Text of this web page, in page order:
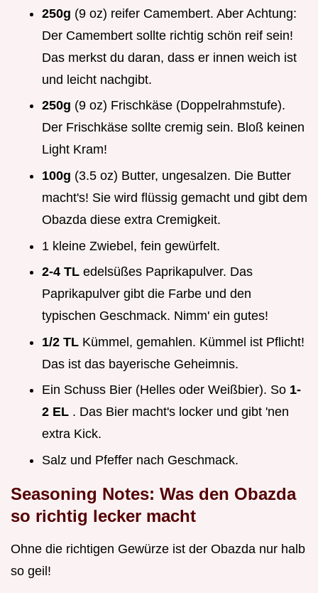
250g (9 oz) reifer Camembert. Aber Achtung:
Der Camembert sollte richtig schön reif sein!
Das merkst du daran, dass er innen weich ist
und leicht nachgibt.
250g (9 oz) Frischkäse (Doppelrahmstufe).
Der Frischkäse sollte cremig sein. Bloß keinen
Light Kram!
100g (3.5 oz) Butter, ungesalzen. Die Butter
macht's! Sie wird flüssig gemacht und gibt dem
Obazda diese extra Cremigkeit.
1 kleine Zwiebel, fein gewürfelt.
2-4 TL edelsüßes Paprikapulver. Das
Paprikapulver gibt die Farbe und den
typischen Geschmack. Nimm' ein gutes!
1/2 TL Kümmel, gemahlen. Kümmel ist Pflicht!
Das ist das bayerische Geheimnis.
Ein Schuss Bier (Helles oder Weißbier). So 1-
2 EL . Das Bier macht's locker und gibt 'nen
extra Kick.
Salz und Pfeffer nach Geschmack.
Seasoning Notes: Was den Obazda
so richtig lecker macht
Ohne die richtigen Gewürze ist der Obazda nur halb
so geil!